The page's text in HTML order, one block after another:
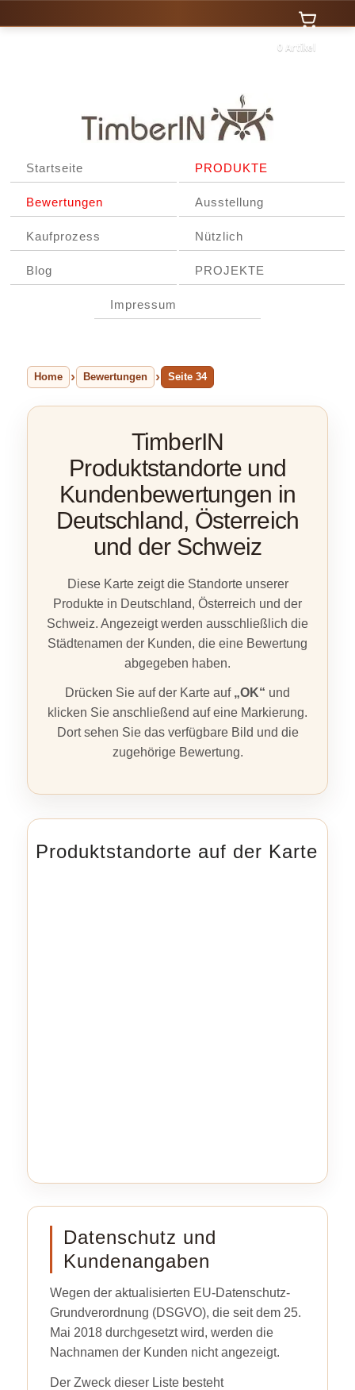
0 Artikel
Startseite PRODUKTE
Bewertungen Ausstellung
Kaufprozess Nützlich
Blog PROJEKTE
Impressum
Home Bewertungen Seite 34
TimberIN
Produktstandorte und
Kundenbewertungen in
Deutschland, Österreich
und der Schweiz
Diese Karte zeigt die Standorte unserer
Produkte in Deutschland, Österreich und der
Schweiz. Angezeigt werden ausschließlich die
Städtenamen der Kunden, die eine Bewertung
abgegeben haben.
Drücken Sie auf der Karte auf „OK“ und
klicken Sie anschließend auf eine Markierung.
Dort sehen Sie das verfügbare Bild und die
zugehörige Bewertung.
Produktstandorte auf der Karte
Datenschutz und
Kundenangaben
Wegen der aktualisierten EU-Datenschutz-
Grundverordnung (DSGVO), die seit dem 25.
Mai 2018 durchgesetzt wird, werden die
Nachnamen der Kunden nicht angezeigt.
Der Zweck dieser Liste besteht